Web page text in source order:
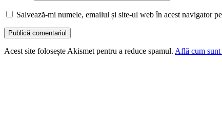
Salvează-mi numele, emailul și site-ul web în acest navigator
Acest site folosește Akismet pentru a reduce spamul. Află cum sunt